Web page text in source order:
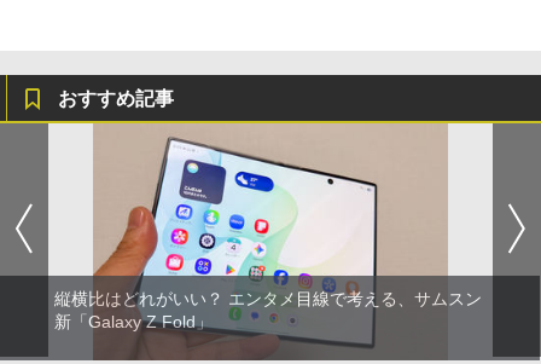
おすすめ記事
縦横比はどれがいい？ エンタメ目線で考える、サムスン
新「Galaxy Z Fold」